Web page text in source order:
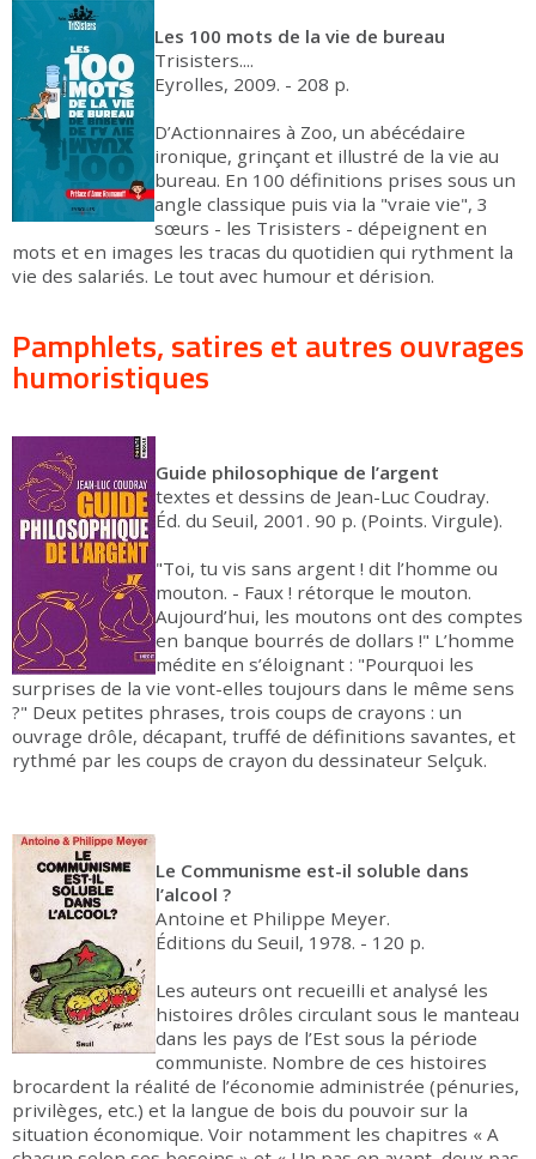
Les 100 mots de la vie de bureau
Trisisters....
Eyrolles, 2009. - 208 p.
D’Actionnaires à Zoo, un abécédaire
ironique, grinçant et illustré de la vie au
bureau. En 100 définitions prises sous un
angle classique puis via la "vraie vie", 3
sœurs - les Trisisters - dépeignent en
mots et en images les tracas du quotidien qui rythment la
vie des salariés. Le tout avec humour et dérision.
Pamphlets, satires et autres ouvrages
humoristiques
Guide philosophique de l’argent
textes et dessins de Jean-Luc Coudray.
Éd. du Seuil, 2001. 90 p. (Points. Virgule).
"Toi, tu vis sans argent ! dit l’homme ou
mouton. - Faux ! rétorque le mouton.
Aujourd’hui, les moutons ont des comptes
en banque bourrés de dollars !" L’homme
médite en s’éloignant : "Pourquoi les
surprises de la vie vont-elles toujours dans le même sens
?" Deux petites phrases, trois coups de crayons : un
ouvrage drôle, décapant, truffé de définitions savantes, et
rythmé par les coups de crayon du dessinateur Selçuk.
Le Communisme est-il soluble dans
l’alcool ?
Antoine et Philippe Meyer.
Éditions du Seuil, 1978. - 120 p.
Les auteurs ont recueilli et analysé les
histoires drôles circulant sous le manteau
dans les pays de l’Est sous la période
communiste. Nombre de ces histoires
brocardent la réalité de l’économie administrée (pénuries,
privilèges, etc.) et la langue de bois du pouvoir sur la
situation économique. Voir notamment les chapitres « A